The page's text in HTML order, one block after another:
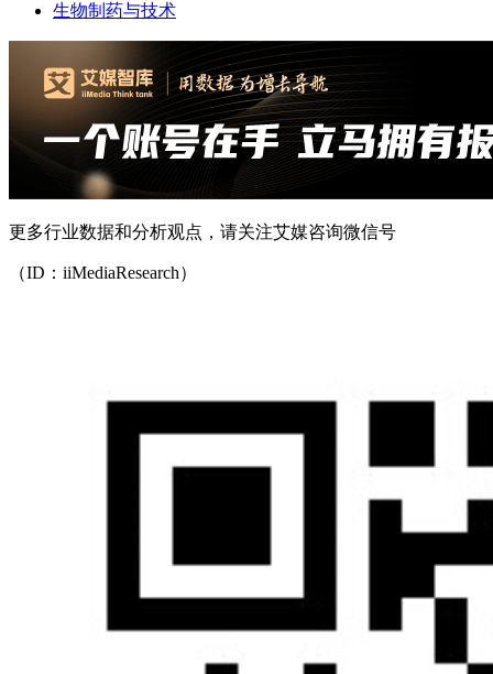
生物制药与技术
更多行业数据和分析观点，请关注艾媒咨询微信号
（ID：iiMediaResearch）